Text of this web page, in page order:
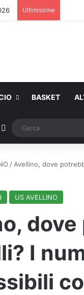
Ultimissime
BASKET
WhatsApp
/ Avellino, dove
US AVELLINO
I